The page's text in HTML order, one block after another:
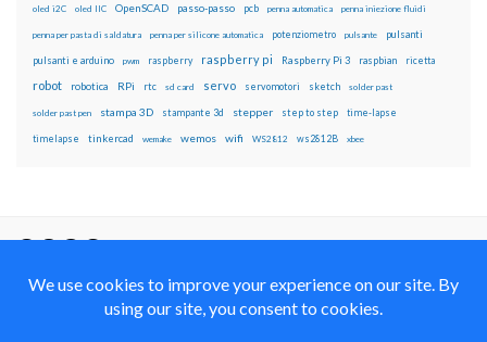
oled i2C oled IIC OpenSCAD passo-passo pcb penna automatica penna iniezione fluidi
penna per pasta di saldatura penna per silicone automatica potenziometro pulsante pulsanti
pulsanti e arduino pwm raspberry raspberry pi Raspberry Pi 3 raspbian ricetta
robot robotica RPi rtc sd card servo servomotori sketch solder past
solder past pen stampa 3D stampante 3d stepper step to step time-lapse
timelapse tinkercad wemake wemos wifi WS2812 ws2812B xbee
con Licenza
Creative Commons Attribution Non commercial Share
Alike 4.0 International